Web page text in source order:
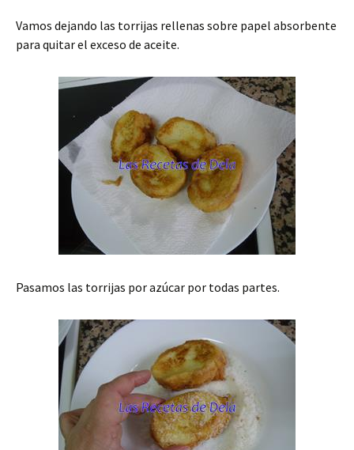
Vamos dejando las torrijas rellenas sobre papel absorbente
para quitar el exceso de aceite.
Pasamos las torrijas por azúcar por todas partes.